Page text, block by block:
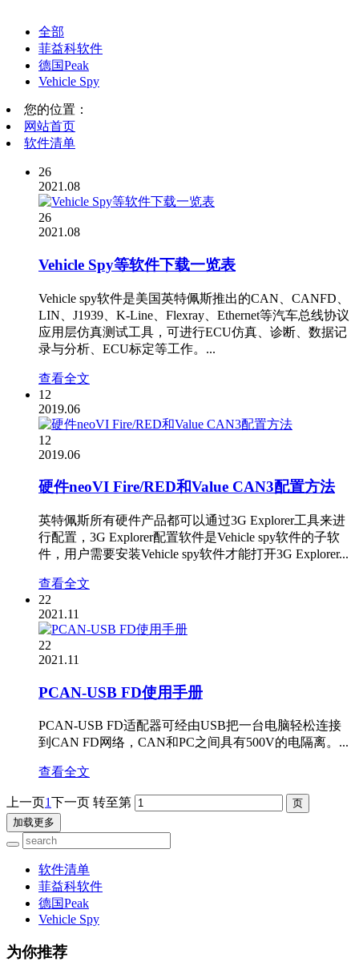
全部
菲益科软件
德国Peak
Vehicle Spy
您的位置：
网站首页
软件清单
26
2021.08
26
2021.08
Vehicle Spy等软件下载一览表
Vehicle spy软件是美国英特佩斯推出的CAN、CANFD、
LIN、J1939、K-Line、Flexray、Ethernet等汽车总线协议
应用层仿真测试工具，可进行ECU仿真、诊断、数据记
录与分析、ECU标定等工作。...
查看全文
12
2019.06
12
2019.06
硬件neoVI Fire/RED和Value CAN3配置方法
英特佩斯所有硬件产品都可以通过3G Explorer工具来进
行配置，3G Explorer配置软件是Vehicle spy软件的子软
件，用户需要安装Vehicle spy软件才能打开3G Explorer...
查看全文
22
2021.11
22
2021.11
PCAN-USB FD使用手册
PCAN-USB FD适配器可经由USB把一台电脑轻松连接
到CAN FD网络，CAN和PC之间具有500V的电隔离。...
查看全文
上一页1下一页 转至第
加载更多
软件清单
菲益科软件
德国Peak
Vehicle Spy
为你推荐